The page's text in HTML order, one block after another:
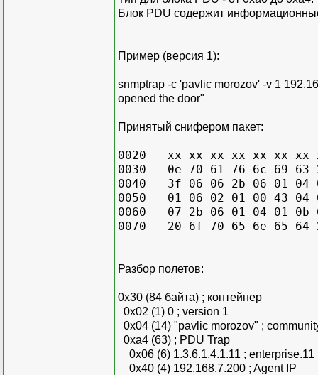
Блок PDU содержит
Пример (версия 1):
snmptrap -c 'pavlic morozov' -v 1
opened the door"
Принятый снифером пакет:
0020 xx xx xx xx xx xx xx
0030 0e 70 61 76 6c 69
0040 3f 06 06 2b 06 01
0050 01 06 02 01 00 43
0060 07 2b 06 01 04 01
0070 20 6f 70 65 6e 65 64
Разбор полетов:
0x30 (84 байта) ; контейнер
0x02 (1) 0 ; version 1
0x04 (14) "pavlic morozov" ;
0xa4 (63) ; PDU Trap
0x06 (6) 1.3.6.1.4.1.11 ; enterprise.11
0x40 (4) 192.168.7.200 ; Agent IP